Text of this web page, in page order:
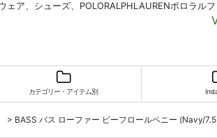
ェア、シューズ、POLORALPHLAURENポロラル
カテゴリー・アイテム別
> BASS バス ローファー ビーフロールペニー (Navy/